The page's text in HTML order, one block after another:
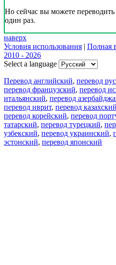
Но сейчас вы можете переводить
один раз.
наверх
Условия использования | Полная
2010 - 2026
Select a language
Перевод английский, перевод
перевод французский, перевод
итальянский, перевод
перевод иврит, перевод казахский
перевод корейский, перевод
татарский, перевод турецкий,
узбекский, перевод украинский,
эстонский, перевод японский